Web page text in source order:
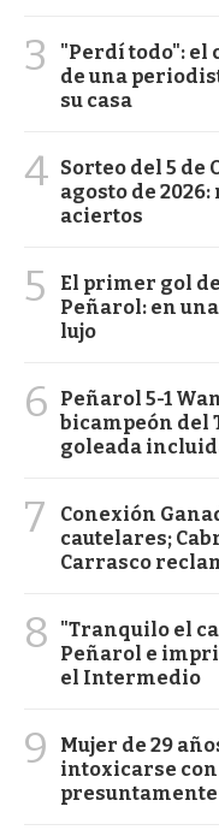
3
"Perdí todo": el
de una
su casa
4 Sorteo del 5 de
agosto de
aciertos
5
El primer gol
Peñarol: en
lujo
6
Peñarol 5-1
bicampeón del
goleada
7
Conexión
cautelares;
Carrasco
8
"Tranquilo el
Peñarol e
el Intermedio
9
Mujer de 29
intoxicarse